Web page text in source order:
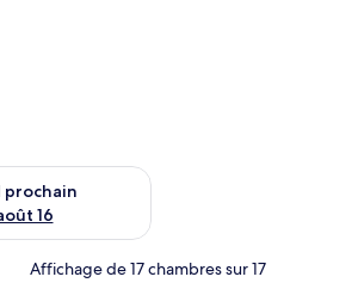
prochain
16
pour le week-end prochain août 14 -
Affichage de 17 chambres sur 17